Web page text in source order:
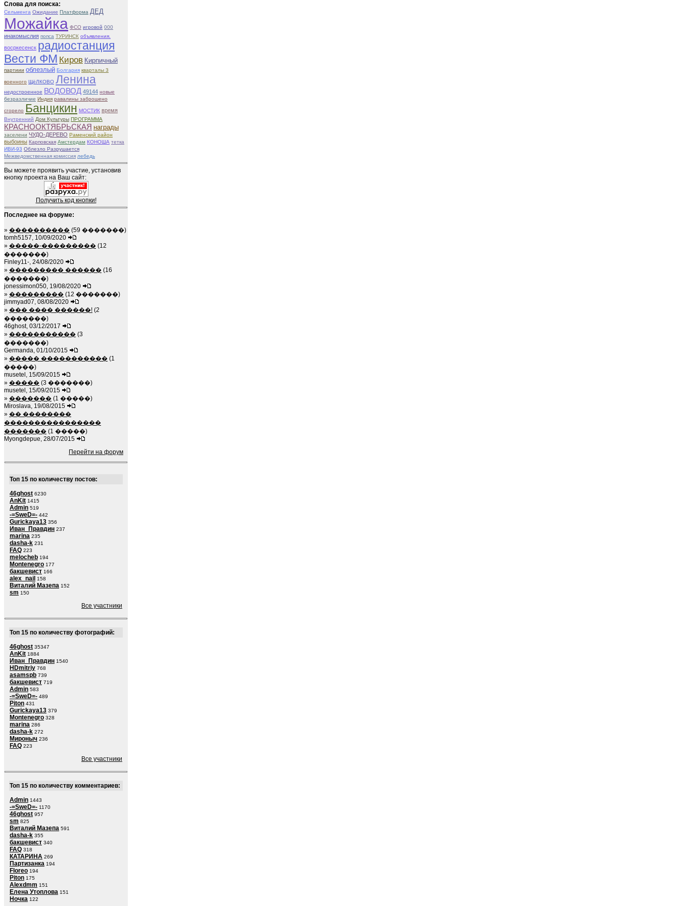
Слова для поиска:
Сельменга Ожидание Платформа ДЕД
Можайка ФСО игровой 000
инакомыслия попса ТУРИНСК объявления.
восркесенск радиостанция
Вести ФМ Киров Кирпичный
партиии облезлый Болгария кварталы 3
военного ЩёЛКОВО Ленина
недостроенное ВОДОВОД 49144 новые
безразличие Индия равалины заброшено
сгорело Банцикин МОСТИК время
Внутренний Дом Культуры ПРОГРАММА
КРАСНООКТЯБРЬСКАЯ награды
заселени ЧУДО-ДЕРЕВО Раменский район
выбоины Карповская Амстердам КОНОША тетка
ИВИ-93 Облезло Разрушается
Межведомственная комиссия лебедь
Вы можете проявить участие, установив
кнопку проекта на Ваш сайт:
Получить код кнопки!
Последнее на форуме:
» ���������� (59 �������)
tomh5157, 10/09/2020
» �����-��������� (12
�������)
Finley11-, 24/08/2020
» ��������� ������ (16
�������)
jonessimon050, 19/08/2020
» ��������� (12 �������)
jimmyad07, 08/08/2020
» ��� ���� ������! (2
�������)
46ghost, 03/12/2017
» ����������� (3
�������)
Germanda, 01/10/2015
» ����� ����������� (1
�����)
musetel, 15/09/2015
» ����� (3 �������)
musetel, 15/09/2015
» ������� (1 �����)
Miroslava, 19/08/2015
» �� ��������
����������������
������� (1 �����)
Myongdepue, 28/07/2015
Перейти на форум
Топ 15 по количеству постов:
46ghost 6230
AnKit 1415
Admin 519
-=SweD=- 442
Gurickaya13 356
Иван_Правдин 237
marina 235
dasha-k 231
FAQ 223
melocheb 194
Montenegro 177
бакшевист 166
alex_nail 158
Виталий Мазепа 152
sm 150
Все участники
Топ 15 по количеству фотографий:
46ghost 35347
AnKit 1884
Иван_Правдин 1540
HDmitriy 768
asamspb 739
бакшевист 719
Admin 583
-=SweD=- 489
Piton 431
Gurickaya13 379
Montenegro 328
marina 286
dasha-k 272
Мироныч 236
FAQ 223
Все участники
Топ 15 по количеству комментариев:
Admin 1443
-=SweD=- 1170
46ghost 957
sm 825
Виталий Мазепа 591
dasha-k 355
бакшевист 340
FAQ 318
КАТАРИНА 269
Партизанка 194
Floreo 194
Piton 175
Alexdmm 151
Елена Утоплова 151
Ночка 122